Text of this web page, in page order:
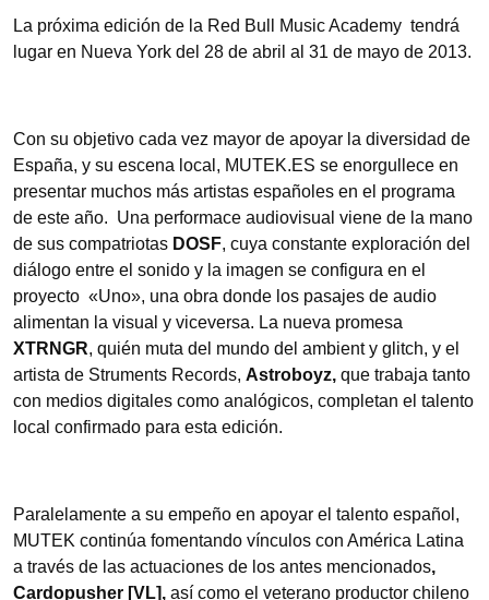
La próxima edición de la Red Bull Music Academy tendrá
lugar en Nueva York del 28 de abril al 31 de mayo de 2013.
Con su objetivo cada vez mayor de apoyar la diversidad de
España, y su escena local, MUTEK.ES se enorgullece en
presentar muchos más artistas españoles en el programa
de este año. Una performace audiovisual viene de la mano
de sus compatriotas DOSF, cuya constante exploración del
diálogo entre el sonido y la imagen se configura en el
proyecto «Uno», una obra donde los pasajes de audio
alimentan la visual y viceversa. La nueva promesa
XTRNGR, quién muta del mundo del ambient y glitch, y el
artista de Struments Records, Astroboyz, que trabaja tanto
con medios digitales como analógicos, completan el talento
local confirmado para esta edición.
Paralelamente a su empeño en apoyar el talento español,
MUTEK continúa fomentando vínculos con América Latina
a través de las actuaciones de los antes mencionados,
Cardopusher [VL], así como el veterano productor chileno